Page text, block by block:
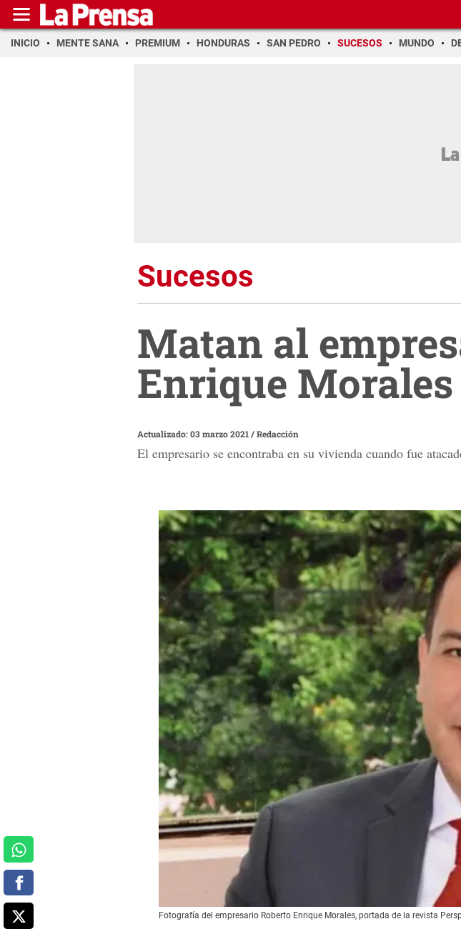
INICIO MENTE SANA PREMIUM HONDURAS SAN PEDRO SUCESOS MUNDO
Sucesos
Matan al
Enrique Morales
Actualizado: 03 marzo 2021 /Redacción
El empresario se encontraba en su vivienda cuando fue
Fotografía del empresario Roberto Enrique Morales, portada de la revista